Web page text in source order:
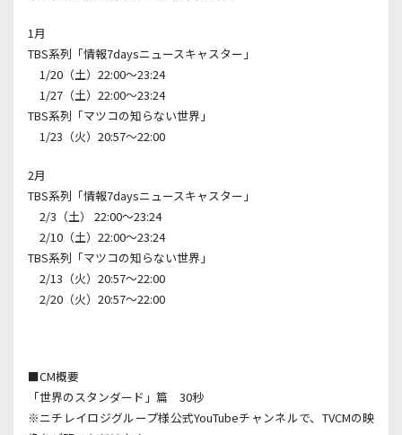
1月
TBS系列「情報7daysニュースキャスター」
1/20（土）22:00～23:24
1/27（土）22:00～23:24
TBS系列「マツコの知らない世界」
1/23（火）20:57～22:00
2月
TBS系列「情報7daysニュースキャスター」
2/3（土） 22:00～23:24
2/10（土）22:00～23:24
TBS系列「マツコの知らない世界」
2/13（火）20:57～22:00
2/20（火）20:57～22:00
■CM概要
「世界のスタンダード」篇 30秒
※ニチレイロジグループ様公式YouTubeチャンネルで、TVCMの映